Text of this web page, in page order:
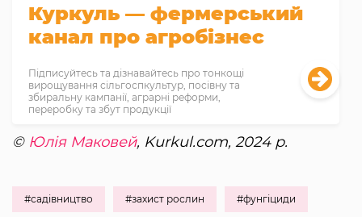
Куркуль — фермерський
канал про агробізнес
Підписуйтесь та дізнавайтесь про тонкощі
вирощування сільгоспкультур, посівну та
збиральну кампанії, аграрні реформи,
переробку та збут продукції
© Юлія Маковей, Kurkul.com, 2024 р.
#садівництво #захист рослин #фунгіциди